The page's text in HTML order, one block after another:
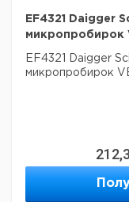
EF4321 Daigger
микропробирок
EF4321 Daigger
микропробирок